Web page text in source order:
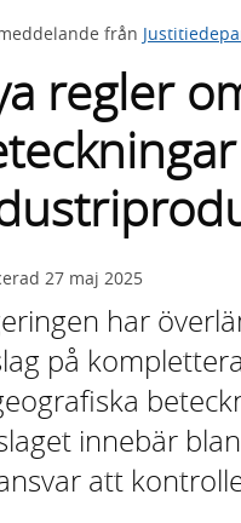
från
regler
27 maj 2025
har
på
innebär
att